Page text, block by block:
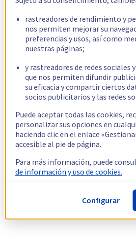
rastreadores de rendimiento y
nos permiten mejorar su
preferencias y usos, así como
nuestras páginas;
y rastreadores de redes sociales
que nos permiten difundir
su eficacia y compartir ciertos
socios publicitarios y las redes
Puede aceptar todas las cookies,
personalizar sus opciones en
haciendo clic en el enlace
accesible al pie de página.
Para más información, puede
de información y uso de cookies.
Configurar